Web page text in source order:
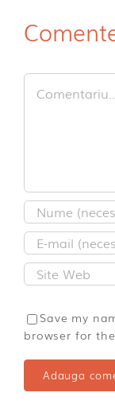
Comment
Save my
browser for